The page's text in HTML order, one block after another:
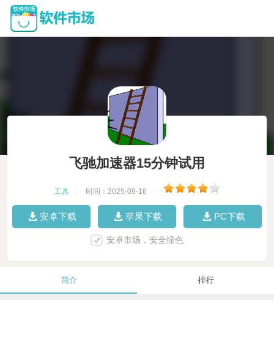
飞驰加速器15分钟试用
工具 时间：2025-09-16
安卓下载 苹果下载 PC下载
安卓市场，安全绿色
简介 排行